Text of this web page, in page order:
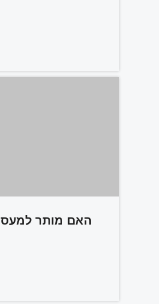
האם מותר